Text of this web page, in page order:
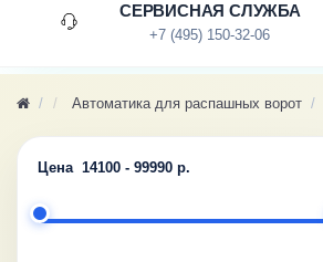
СЕРВИСНАЯ СЛУЖБА
+7 (495) 150-32-06
Автоматика для распашных ворот
Цена 14100 - 99990 р.